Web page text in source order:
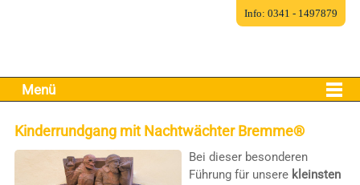
Menü
Kinderrundgang mit Nachtwächter Bremme®
Bei dieser besonderen
Führung für unsere kleinsten
Info: 0341 - 1497879